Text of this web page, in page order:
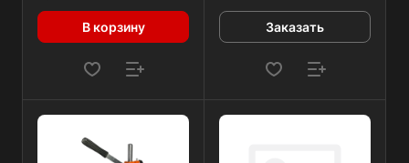
В корзину Заказать